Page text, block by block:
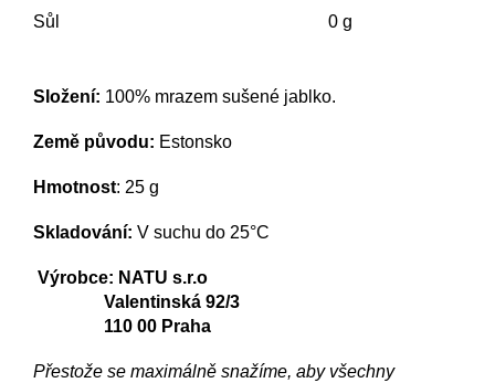
Sůl
0 g
Složení: 100% mrazem sušené jablko.
Země původu: Estonsko
Hmotnost: 25 g
Skladování: V suchu do 25°C
Výrobce: NATU s.r.o
Valentinská 92/3
110 00 Praha
Přestože se maximálně snažíme, aby všechny